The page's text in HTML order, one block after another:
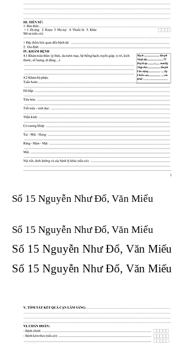
Số 15 Nguyễn Như Đổ, Văn Miếu
Số 15 Nguyễn Như Đổ, Văn Miếu​​​​
Số 15 Nguyễn Như Đổ, Văn Miếu​​​​
Số 15 Nguyễn Như Đổ, Văn Miếu​​​​